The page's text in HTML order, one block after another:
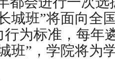
城班”将面向全
为标准，每年
班”，学院将为